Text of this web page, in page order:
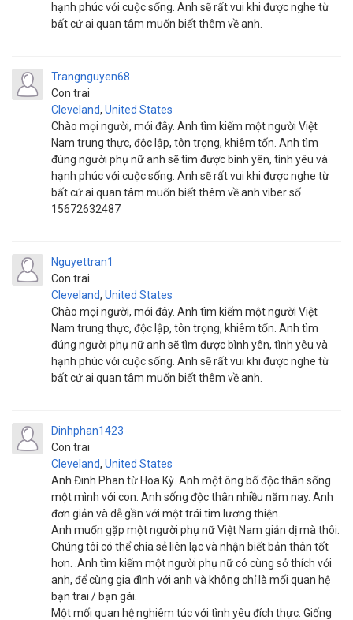
hạnh phúc với cuộc sống. Anh sẽ rất vui khi được nghe từ
bất cứ ai quan tâm muốn biết thêm về anh.
Trangnguyen68
Con trai
Cleveland, United States
Chào mọi người, mới đây. Anh tìm kiếm một người Việt
Nam trung thực, độc lập, tôn trọng, khiêm tốn. Anh tìm
đúng người phụ nữ anh sẽ tìm được bình yên, tình yêu và
hạnh phúc với cuộc sống. Anh sẽ rất vui khi được nghe từ
bất cứ ai quan tâm muốn biết thêm về anh.viber số
15672632487
Nguyettran1
Con trai
Cleveland, United States
Chào mọi người, mới đây. Anh tìm kiếm một người Việt
Nam trung thực, độc lập, tôn trọng, khiêm tốn. Anh tìm
đúng người phụ nữ anh sẽ tìm được bình yên, tình yêu và
hạnh phúc với cuộc sống. Anh sẽ rất vui khi được nghe từ
bất cứ ai quan tâm muốn biết thêm về anh.
Dinhphan1423
Con trai
Cleveland, United States
Anh Đinh Phan từ Hoa Kỳ. Anh một ông bố độc thân sống
một mình với con. Anh sống độc thân nhiều năm nay. Anh
đơn giản và dễ gần với một trái tim lương thiện.
Anh muốn gặp một người phụ nữ Việt Nam giản dị mà thôi.
Chúng tôi có thể chia sẻ liên lạc và nhận biết bản thân tốt
hơn. .Anh tìm kiếm một người phụ nữ có cùng sở thích với
anh, để cùng gia đình với anh và không chỉ là mối quan hệ
bạn trai / bạn gái.
Một mối quan hệ nghiêm túc với tình yêu đích thực. Giống